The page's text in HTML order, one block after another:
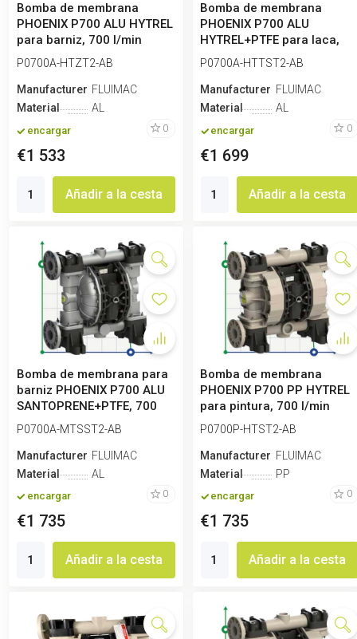
Bomba de membrana
PHOENIX P700 ALU HYTREL
para barniz, 700 l/min
P0700A-HTZT2-AB
ManufactureroFLUIMAC
Material
AL
encargar 0
€1 533
Añadir a la cesta
Bomba de membrana
PHOENIX P700 ALU
HYTREL+PTFE para laca,
700 l/min
P0700A-HTTST2-AB
ManufactureroFLUIMAC
Material
AL
encargar 0
€1 699
Añadir a la cesta
Bomba de membrana para
barniz PHOENIX P700 ALU
SANTOPRENE+PTFE, 700
l/min
P0700A-MTSST2-AB
ManufactureroFLUIMAC
Material
AL
encargar 0
€1 735
Añadir a la cesta
Bomba de membrana
PHOENIX P700 PP HYTREL
para pintura, 700 l/min
P0700P-HTST2-AB
ManufactureroFLUIMAC
Material
PP
encargar 0
€1 735
Añadir a la cesta